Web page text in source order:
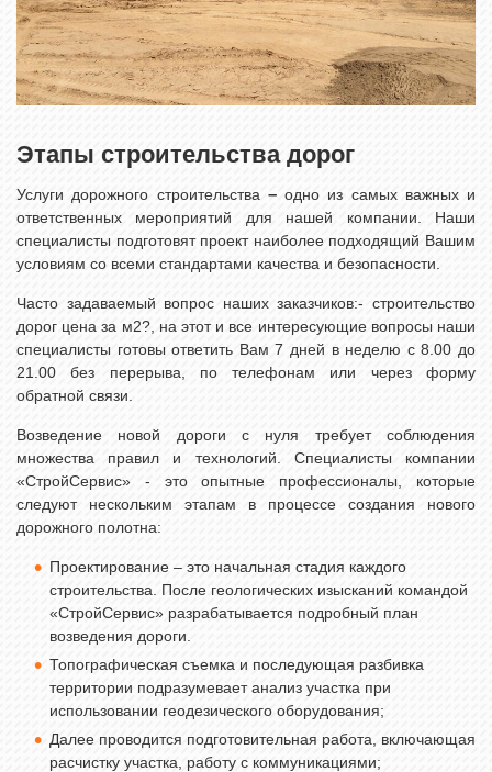
Этапы строительства дорог
Услуги дорожного строительства – одно из самых важных и
ответственных мероприятий для нашей компании. Наши
специалисты подготовят проект наиболее подходящий Вашим
условиям со всеми стандартами качества и безопасности.
Часто задаваемый вопрос наших заказчиков:- строительство
дорог цена за м2?, на этот и все интересующие вопросы наши
специалисты готовы ответить Вам 7 дней в неделю с 8.00 до
21.00 без перерыва, по телефонам или через форму
обратной связи.
Возведение новой дороги с нуля требует соблюдения
множества правил и технологий. Специалисты компании
«СтройСервис» - это опытные профессионалы, которые
следуют нескольким этапам в процессе создания нового
дорожного полотна:
Проектирование – это начальная стадия каждого
строительства. После геологических изысканий командой
«СтройСервис» разрабатывается подробный план
возведения дороги.
Топографическая съемка и последующая разбивка
территории подразумевает анализ участка при
использовании геодезического оборудования;
Далее проводится подготовительная работа, включающая
расчистку участка, работу с коммуникациями;